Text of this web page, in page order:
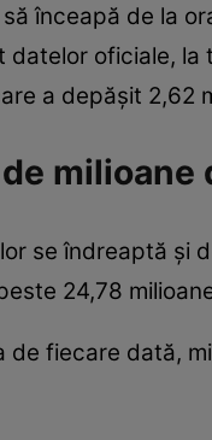
înceapă de la
oficiale,
a depășit 2,62
milioane
se îndreaptă
24,78
de fiecare dată,